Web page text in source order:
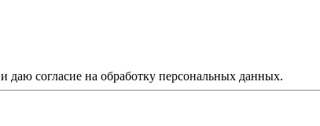
и даю согласие на обработку персональных данных.